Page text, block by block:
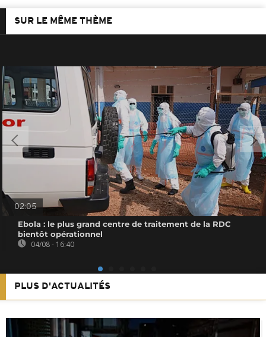
SUR LE MÊME THÈME
02:05
Ebola : le plus grand centre de traitement de la RDC
bientôt opérationnel
04/08 - 16:40
PLUS D'ACTUALITÉS